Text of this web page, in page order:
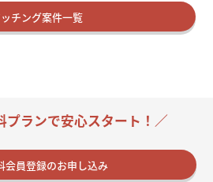
チング案件一覧
プランで安心スタート！／
会員登録のお申し込み